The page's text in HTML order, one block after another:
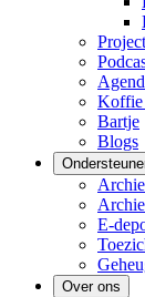
Koffie
Bartje
Blogs
E-
Over ons